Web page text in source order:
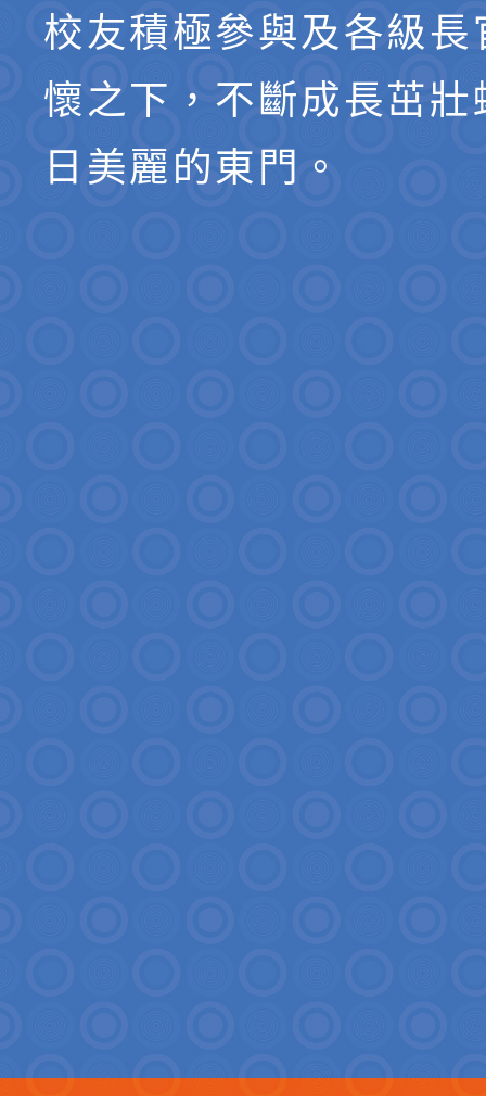
校友積極參與及各級長
懷之下，不斷成長茁壯
日美麗的東門。